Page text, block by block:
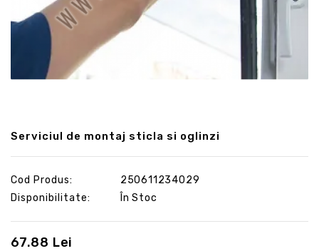
Serviciul de montaj sticla si oglinzi
Cod Produs:
250611234029
Disponibilitate:
În Stoc
67.88 Lei